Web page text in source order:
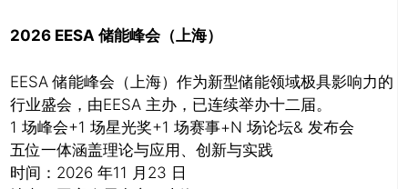
2026 EESA 储能峰会（上海）
EESA 储能峰会（上海）作为新型储能领域极具影响力的
行业盛会，由EESA 主办，已连续举办十二届。
1 场峰会+1 场星光奖+1 场赛事+N 场论坛& 发布会
五位一体涵盖理论与应用、创新与实践
时间：2026 年11 月23 日